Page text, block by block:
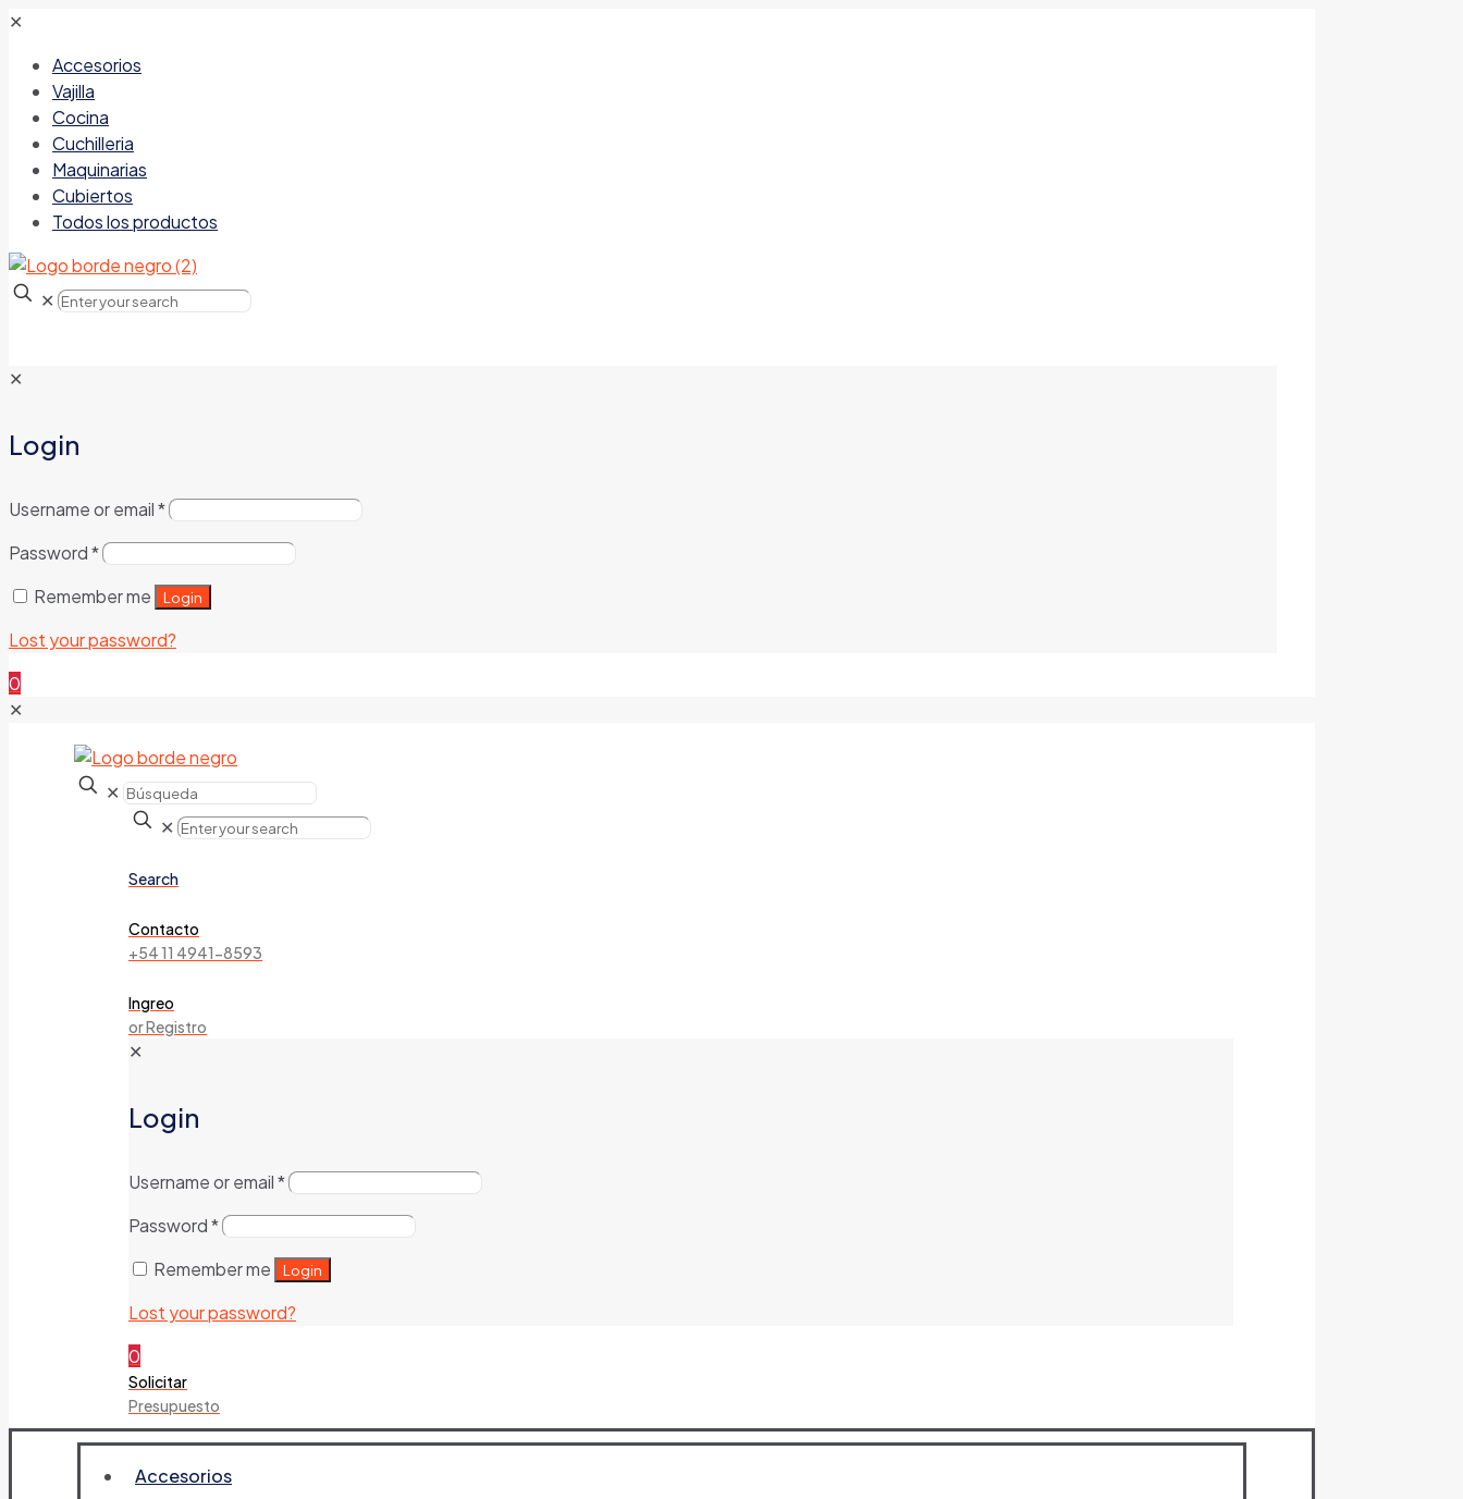
✕
Accesorios
Vajilla
Cocina
Cuchilleria
Maquinarias
Cubiertos
Todos los productos
✕
✕
Login
Username or email*
Password*
Remember me
Login
Lost your password?
0
✕
✕
✕
Search
Contacto
+54 11 4941-8593
Ingreo
or Registro
✕
Login
Username or email*
Password*
Remember me
Login
Lost your password?
0
Solicitar
Presupuesto
Accesorios